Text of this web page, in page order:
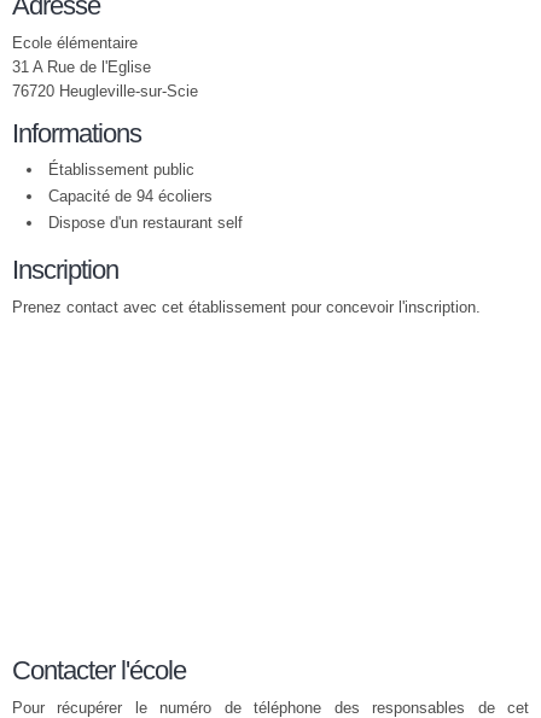
Ecole élémentaire
31 A Rue de l'Eglise
76720 Heugleville-sur-Scie
Informations
Établissement public
Capacité de 94 écoliers
Dispose d'un restaurant self
Inscription
Prenez contact avec cet établissement pour concevoir l'inscription.
Contacter l'école
Pour récupérer le numéro de téléphone des responsables de cet